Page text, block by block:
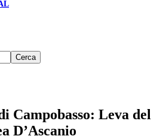
Campobasso: Leva del
D’Ascanio